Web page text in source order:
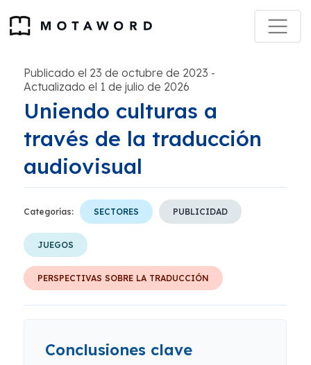
Publicado el 23 de octubre de 2023 -
Actualizado el 1 de julio de 2026
Uniendo culturas a
través de la traducción
audiovisual
Categorías: SECTORES PUBLICIDAD
JUEGOS
PERSPECTIVAS SOBRE LA TRADUCCIÓN
Conclusiones clave